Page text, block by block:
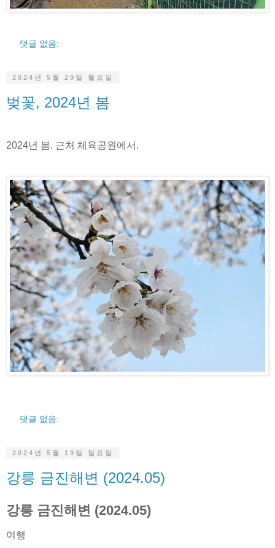
댓글 없음:
2024년 5월 20일 월요일
벚꽃, 2024년 봄
2024년 봄. 근처 체육공원에서.
댓글 없음:
2024년 5월 19일 일요일
강릉 금진해변 (2024.05)
강릉 금진해변 (2024.05)
여행